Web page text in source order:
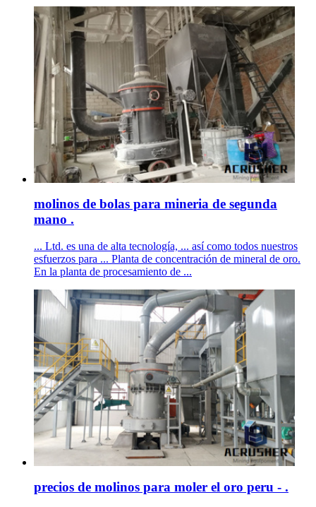
molinos de bolas para mineria de segunda
mano .
... Ltd. es una de alta tecnología, ... así como todos nuestros
esfuerzos para ... Planta de concentración de mineral de oro.
En la planta de procesamiento de ...
precios de molinos para moler el oro peru - .